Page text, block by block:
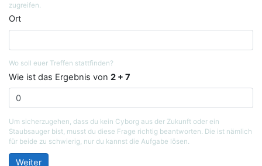
zugreifen.
Ort
Wo soll euer Treffen stattfinden?
Wie ist das Ergebnis von 2 + 7
Um sicherzugehen, dass du kein Cyborg aus der Zukunft oder ein
Staubsauger bist, musst du diese Frage richtig beantworten. Die ist nämlich
für beide zu schwierig, nur du kannst die Aufgabe lösen.
Weiter